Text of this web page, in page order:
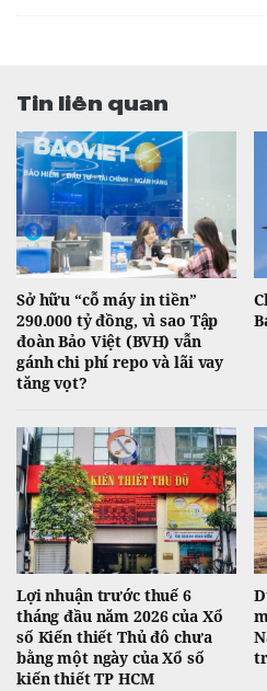
Tin liên quan
Sở hữu “cỗ máy in tiền”
290.000 tỷ đồng, vì sao Tập
đoàn Bảo Việt (BVH) vẫn
gánh chi phí repo và lãi vay
tăng vọt?
Lợi nhuận trước thuế 6
tháng đầu năm 2026 của Xổ
số Kiến thiết Thủ đô chưa
bằng một ngày của Xổ số
kiến thiết TP HCM